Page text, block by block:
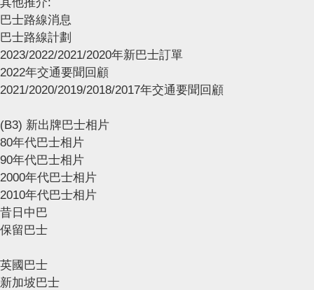
巴士路線消息
巴士路線計劃
2023/2022/2021/2020年新巴士訂單
2022年交通要聞回顧
2021/2020/2019/2018/2017年交通要聞回顧
(B3) 新出牌巴士相片
80年代巴士相片
90年代巴士相片
2000年代巴士相片
2010年代巴士相片
昔日中巴
保留巴士
英國巴士
新加坡巴士